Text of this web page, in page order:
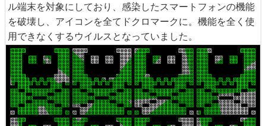
ル端末を対象にしており、感染したスマートフォンの機能
を破壊し、アイコンを全てドクロマークに。機能を全く使
用できなくするウイルスとなっていました。